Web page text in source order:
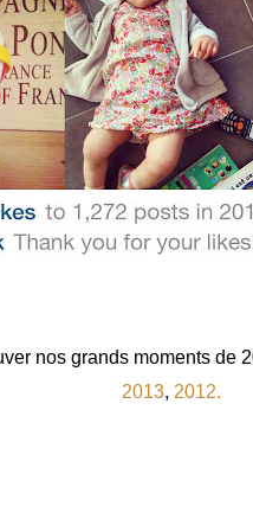
nos grands moments de
2013, 2012.